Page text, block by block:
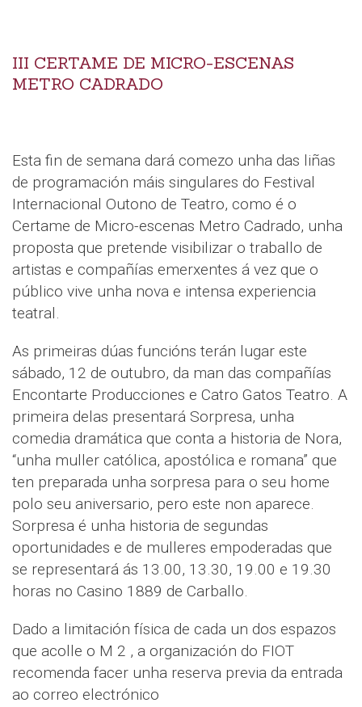
III CERTAME DE MICRO-ESCENAS
METRO CADRADO
Esta fin de semana dará comezo unha das liñas
de programación máis singulares do Festival
Internacional Outono de Teatro, como é o
Certame de Micro-escenas Metro Cadrado, unha
proposta que pretende visibilizar o traballo de
artistas e compañías emerxentes á vez que o
público vive unha nova e intensa experiencia
teatral.
As primeiras dúas funcións terán lugar este
sábado, 12 de outubro, da man das compañías
Encontarte Producciones e Catro Gatos Teatro. A
primeira delas presentará Sorpresa, unha
comedia dramática que conta a historia de Nora,
“unha muller católica, apostólica e romana” que
ten preparada unha sorpresa para o seu home
polo seu aniversario, pero este non aparece.
Sorpresa é unha historia de segundas
oportunidades e de mulleres empoderadas que
se representará ás 13.00, 13.30, 19.00 e 19.30
horas no Casino 1889 de Carballo.
Dado a limitación física de cada un dos espazos
que acolle o M 2 , a organización do FIOT
recomenda facer unha reserva previa da entrada
ao correo electrónico